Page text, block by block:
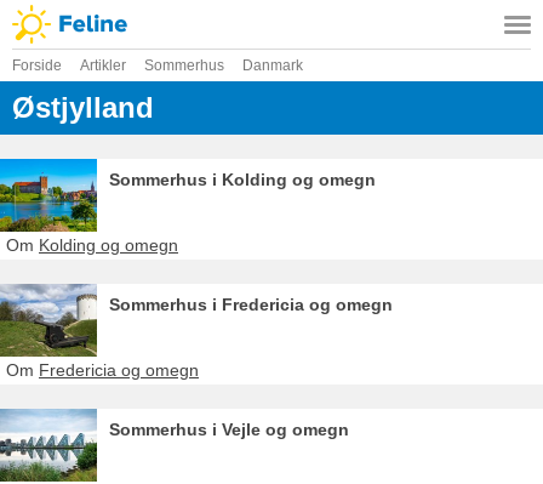
Forside Artikler Sommerhus Danmark
Østjylland
Sommerhus i Kolding og omegn
Om Kolding og omegn
Sommerhus i Fredericia og omegn
Om Fredericia og omegn
Sommerhus i Vejle og omegn